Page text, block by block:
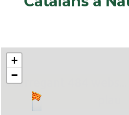
... carregant 484
+
−